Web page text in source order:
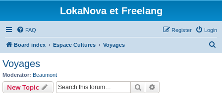
LokaNova et Freelang
FAQ Login
Register
Board index Espace Cultures Voyages
Voyages
Moderator: Beaumont
New Topic Search